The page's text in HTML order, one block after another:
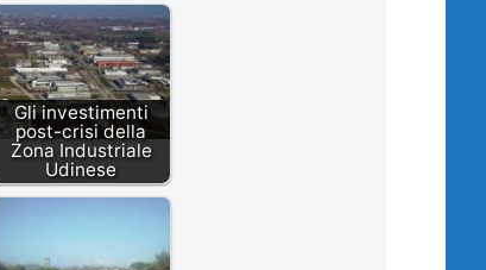
Gli investimenti
post-crisi della
Zona Industriale
Udinese